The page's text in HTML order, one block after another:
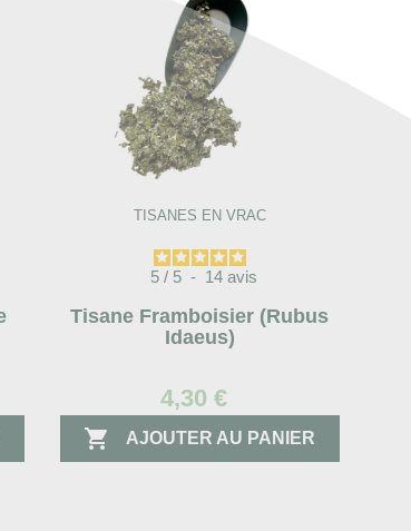
TISANES EN VRAC
5 / 5 - 14avis
Tisane Framboisier (rubus
Idaeus)
4,30 €
 AJOUTER AU PANIER